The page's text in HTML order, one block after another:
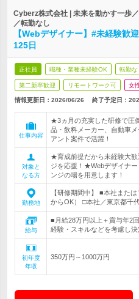
Cyberz株式会社 | 未来を動かす一歩
／転勤なし
【Webデザイナー】#未経験歓
125日
正社員 職種・業種未経験OK 転勤な
第二新卒歓迎 リモートワーク可 女
情報更新日：2026/06/26 終了予定日：
仕事内容
★3ヵ月の充実した研修で圧
品・飲料メーカー、自動車
アント案件で活躍！
対象と
なる方
★育成前提だから未経験大
ジを応援！★Webデザイナ
ンジの場を用意します！
勤務地
【研修期間中】 ■本社また
からOK） □本社／東京都千
給与
■月給28万円以上＋賞与年2
経験・スキルなどを考慮し決
初年度
年収
350万円～1000万円